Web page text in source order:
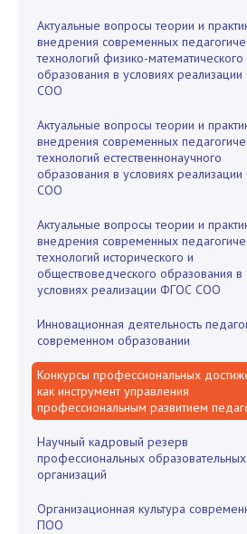
Актуальные вопросы теории и
внедрения современных
технологий физико-математического
образования в условиях
СОО
Актуальные вопросы теории и
внедрения современных
технологий естественнонаучного
образования в условиях
СОО
Актуальные вопросы теории и
внедрения современных
технологий исторического и
обществоведческого образования в
условиях реализации ФГОС СОО
Инновационная деятельность
современном образовании
Конкурсы профессиональных
как инструмент управления
профессиональным развитием
Научный кадровый резерв
профессиональных образовательных
организаций
Организационная культура
ПОО